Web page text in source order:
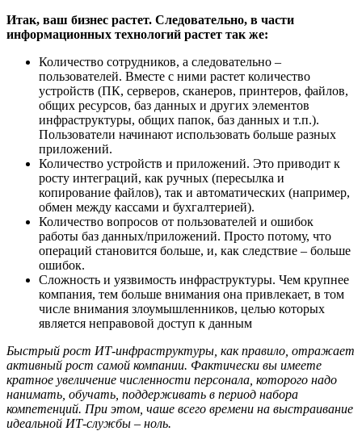
Итак, ваш бизнес растет. Следовательно, в части
информационных технологий растет так же:
Количество сотрудников, а следовательно –
пользователей. Вместе с ними растет количество
устройств (ПК, серверов, сканеров, принтеров, файлов,
общих ресурсов, баз данных и других элементов
инфраструктуры, общих папок, баз данных и т.п.).
Пользователи начинают использовать больше разных
приложений.
Количество устройств и приложений. Это приводит к
росту интеграций, как ручных (пересылка и
копирование файлов), так и автоматических (например,
обмен между кассами и бухгалтерией).
Количество вопросов от пользователей и ошибок
работы баз данных/приложений. Просто потому, что
операций становится больше, и, как следствие – больше
ошибок.
Сложность и уязвимость инфраструктуры. Чем крупнее
компания, тем больше внимания она привлекает, в том
числе внимания злоумышленников, целью которых
является неправовой доступ к данным
Быстрый рост ИТ-инфраструктуры, как правило, отражает
активный рост самой компании. Фактически вы имеете
кратное увеличение численности персонала, которого надо
нанимать, обучать, поддерживать в период набора
компетенций. При этом, чаше всего времени на выстраивание
идеальной ИТ-службы – ноль.